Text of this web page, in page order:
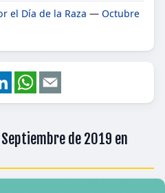
el Día de la Raza — Octubre
de 2019 en